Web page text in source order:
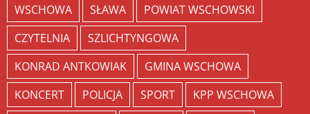
WSCHOWA SŁAWA
POWIAT WSCHOWSKI
CZYTELNIA
SZLICHTYNGOWA
KONRAD ANTKOWIAK
GMINA WSCHOWA
KONCERT
POLICJA SPORT
KPP WSCHOWA